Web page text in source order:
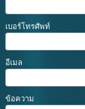
เบอร์โทรศัพท์
อีเมล
ข้อความ